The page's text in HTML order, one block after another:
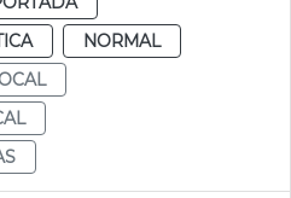
NORMAL